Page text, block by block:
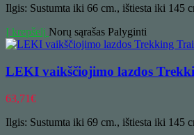
Ilgis: Sustumta iki 66 cm., ištiesta iki 145
Į krepšelį Norų sąrašas Palyginti
LEKI vaikščiojimo lazdos
63,71€
Ilgis: Sustumta iki 69 cm., ištiesta iki 145